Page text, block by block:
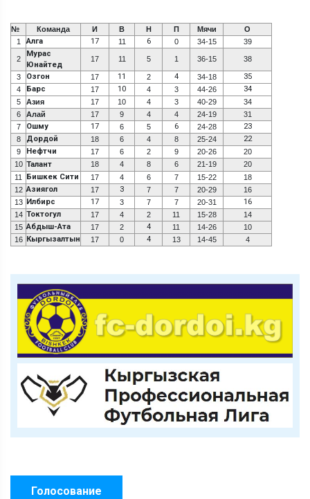
№ Команда И В Н П Мячи
О
1
Алга 17 11 6 0 34-15 39
2
Мурас
Юнайтед
17 11 5 1 36-15 38
3 Озгон 17 11 2 4 34-18 35
4 Барс 17 10 4 3 44-26 34
5 Азия 17 10 4 3 40-29
34
6
Алай 17 9 4 4 24-19
31
7
Ошму 17 6 5 6 24-28 23
8 Дордой 18 6 4 8 25-24 22
9 Нефтчи 17 6 2 9 20-26
20
10 Талант 18 4 8 6 21-19
20
11
Бишкек Сити 17 4 6 7 15-22
18
12 Азиягол 17 3 7 7 20-29
16
13 Илбирс 17 3 7 7 20-31 16
14 Токтогул 17 4 2 11 15-28
14
15 Абдыш-Ата 17 2 4 11 14-26
10
16 Кыргызалтын 17 0 4 13 14-45 4
Голосование